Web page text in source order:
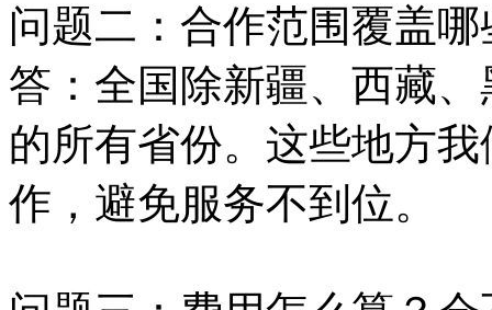
问题二：合作范围覆盖
答：全国除新疆、西藏
的所有省份。这些地方
作，避免服务不到位。